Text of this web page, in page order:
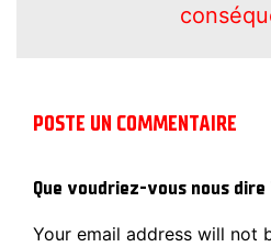
POSTE UN COMMENTAIRE
Que voudriez-vous nous dire
Your email address will not